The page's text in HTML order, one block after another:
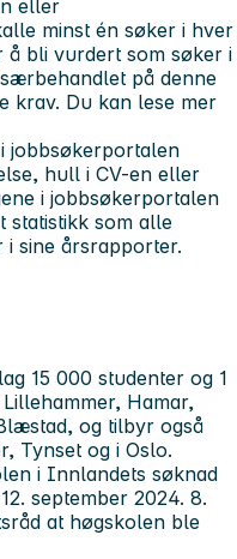
eller
minst én søker i hver
å bli vurdert som søker i
på denne
krav. Du kan lese mer
jobbsøkerportalen
hull i CV-en eller
i jobbsøkerportalen
statistikk som alle
sine årsrapporter.
15 000 studenter og 1
Hamar,
og tilbyr også
Tynset og i Oslo.
i Innlandets søknad
september 2024. 8.
at høgskolen ble